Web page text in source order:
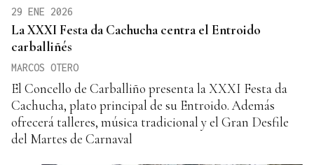
29 ENE 2026
La XXXI Festa da Cachucha centra el Entroido
carballiñés
MARCOS OTERO
El Concello de Carballiño presenta la XXXI Festa da
Cachucha, plato principal de su Entroido. Además
ofrecerá talleres, música tradicional y el Gran Desfile
del Martes de Carnaval